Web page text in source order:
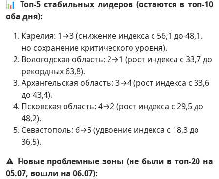
📊Топ-5 стабильных лидеров (остаются в топ-10
оба дня):
Карелия: 1→3 (снижение индекса с 56,1 до 48,1,
но сохранение критического уровня).
Вологодская область: 2→1 (рост индекса с 33,7 до
рекордных 63,8).
Архангельская область: 3→4 (рост индекса с 33,6
до 43,4).
Псковская область: 4→2 (рост индекса с 29,5 до
48,2).
Севастополь: 6→5 (удвоение индекса с 18,3 до
36,5).
⚠️ Новые проблемные зоны (не были в топ-20 на
05.07, вошли на 06.07):